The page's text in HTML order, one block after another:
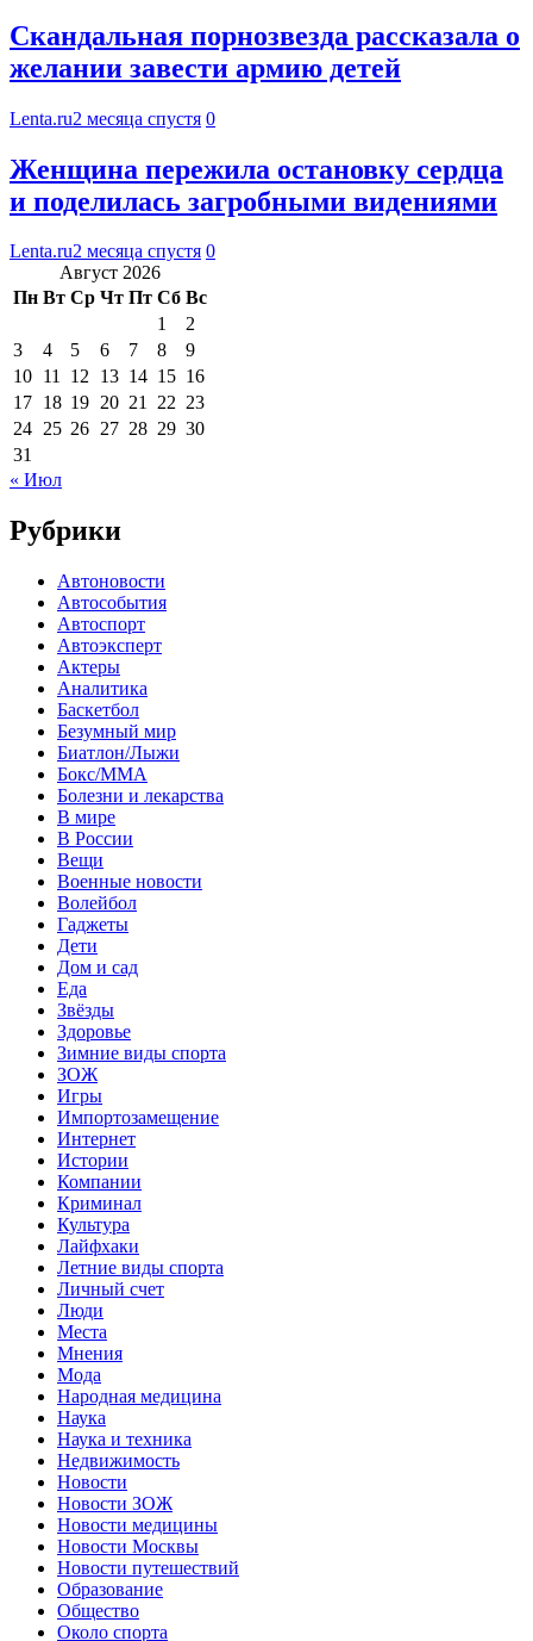
Скандальная порнозвезда рассказала о
желании завести армию детей
Lenta.ru2 месяца спустя 0
Женщина пережила остановку сердца
и поделилась загробными видениями
Lenta.ru2 месяца спустя 0
Август 2026
Пн Вт Ср Чт Пт Сб Вс
1
2
3
4 5 6 7 8
9
10 11 12 13 14 15 16
17 18 19 20 21 22 23
24 25 26 27 28 29 30
31
« Июл
Рубрики
Автоновости
Автособытия
Автоспорт
Автоэксперт
Актеры
Аналитика
Баскетбол
Безумный мир
Биатлон/Лыжи
Бокс/MMA
Болезни и лекарства
В мире
В России
Вещи
Военные новости
Волейбол
Гаджеты
Дети
Дом и сад
Еда
Звёзды
Здоровье
Зимние виды спорта
ЗОЖ
Игры
Импортозамещение
Интернет
Истории
Компании
Криминал
Культура
Лайфхаки
Летние виды спорта
Личный счет
Люди
Места
Мнения
Мода
Народная медицина
Наука
Наука и техника
Недвижимость
Новости
Новости ЗОЖ
Новости медицины
Новости Москвы
Новости путешествий
Образование
Общество
Около спорта